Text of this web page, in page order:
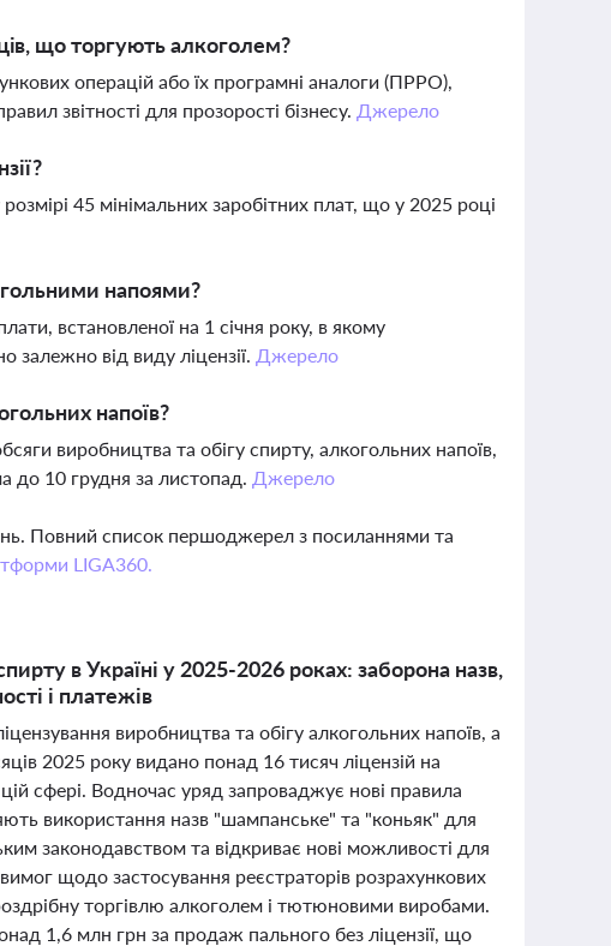
що торгують алкоголем?
операцій або їх програмні аналоги (ПРРО),
звітності для прозорості бізнесу. Джерело
45 мінімальних заробітних плат, що у 2025 році
напоями?
встановленої на 1 січня року, в якому
залежно від виду ліцензії. Джерело
напоїв?
виробництва та обігу спирту, алкогольних напоїв,
до 10 грудня за листопад. Джерело
Повний список першоджерел з посиланнями та
LIGA360.
в Україні у 2025-2026 роках: заборона назв,
і платежів
виробництва та обігу алкогольних напоїв, а
2025 року видано понад 16 тисяч ліцензій на
сфері. Водночас уряд запроваджує нові правила
використання назв "шампанське" та "коньяк" для
законодавством та відкриває нові можливості для
щодо застосування реєстраторів розрахункових
торгівлю алкоголем і тютюновими виробами.
1,6 млн грн за продаж пального без ліцензії, що